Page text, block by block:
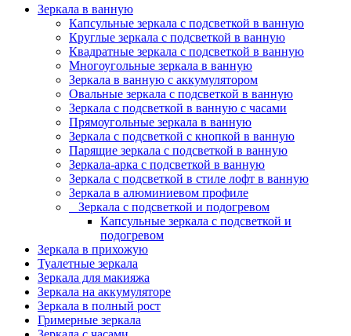
Чебоксары
Ярославль
Зеркала в ванную
Капсульные зеркала с подсветкой в ванную
Круглые зеркала с подсветкой в ванную
Квадратные зеркала с подсветкой в ванную
Многоугольные зеркала в ванную
Зеркала в ванную с аккумулятором
Овальные зеркала с подсветкой в ванную
Зеркала с подсветкой в ванную с часами
Прямоугольные зеркала в ванную
Зеркала с подсветкой с кнопкой в ванную
Парящие зеркала с подсветкой в ванную
Зеркала-арка с подсветкой в ванную
Зеркала с подсветкой в стиле лофт в ванную
Зеркала в алюминиевом профиле
Зеркала с подсветкой и подогревом
Капсульные зеркала с подсветкой и
подогревом
Зеркала в прихожую
Туалетные зеркала
Зеркала для макияжа
Зеркала на аккумуляторе
Зеркала в полный рост
Гримерные зеркала